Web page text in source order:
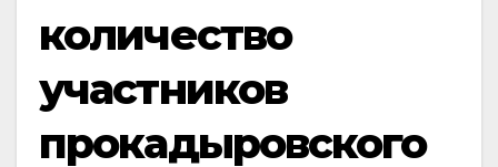
количество
участников
прокадыровского